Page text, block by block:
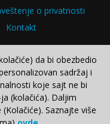
o privatnosti
Kontakt
da bi obezbedio
sadržaj i
koje sajt ne bi
(kolačića). Daljim
Saznajte više